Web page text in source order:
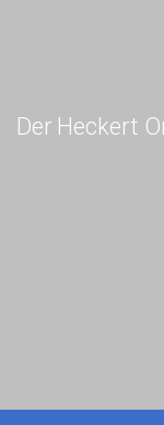
Der Heckert